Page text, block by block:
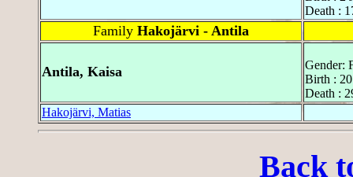
Death :
Family Hakojärvi - Antila
Antila, Kaisa
Gender:
Birth :
Death :
Hakojärvi, Matias
Back